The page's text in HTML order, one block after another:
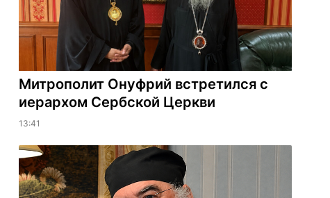
Митрополит Онуфрий встретился с
иерархом Сербской Церкви
13:41